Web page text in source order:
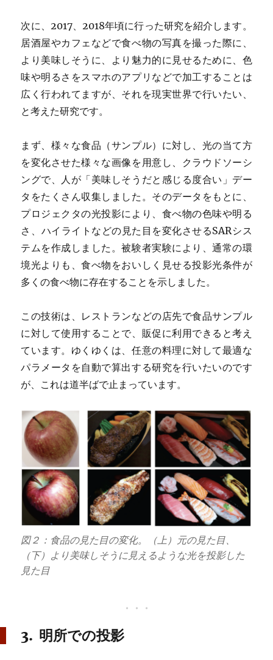
次に、2017、2018年頃に行った研究を紹介します。
居酒屋やカフェなどで食べ物の写真を撮った際に、
より美味しそうに、より魅力的に見せるために、色
味や明るさをスマホのアプリなどで加工することは
広く行われてますが、それを現実世界で行いたい、
と考えた研究です。
まず、様々な食品（サンプル）に対し、光の当て方
を変化させた様々な画像を用意し、クラウドソーシ
ングで、人が「美味しそうだと感じる度合い」デー
タをたくさん収集しました。そのデータをもとに、
プロジェクタの光投影により、食べ物の色味や明る
さ、ハイライトなどの見た目を変化させるSARシス
テムを作成しました。被験者実験により、通常の環
境光よりも、食べ物をおいしく見せる投影光条件が
多くの食べ物に存在することを示しました。
この技術は、レストランなどの店先で食品サンプル
に対して使用することで、販促に利用できると考え
ています。ゆくゆくは、任意の料理に対して最適な
パラメータを自動で算出する研究を行いたいのです
が、これは道半ばで止まっています。
図２：食品の見た目の変化。（上）元の見た目、
（下）より美味しそうに見えるような光を投影した
見た目
3. 明所での投影